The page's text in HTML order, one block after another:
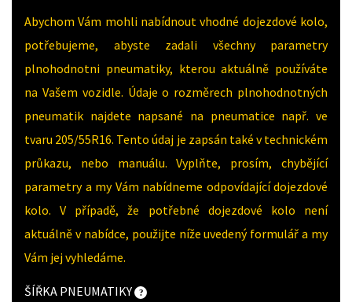
Abychom Vám mohli nabídnout vhodné dojezdové kolo,
potřebujeme, abyste zadali všechny parametry
plnohodnotni pneumatiky, kterou aktuálně používáte
na Vašem vozidle. Údaje o rozměrech plnohodnotných
pneumatik najdete napsané na pneumatice např. ve
tvaru 205/55R16. Tento údaj je zapsán také v technickém
průkazu, nebo manuálu. Vyplňte, prosím, chybějící
parametry a my Vám nabídneme odpovídající dojezdové
kolo. V případě, že potřebné dojezdové kolo není
aktuálně v nabídce, použijte níže uvedený formulář a my
Vám jej vyhledáme.
ŠÍŘKA PNEUMATIKY